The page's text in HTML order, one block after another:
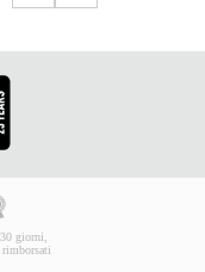
giorni,